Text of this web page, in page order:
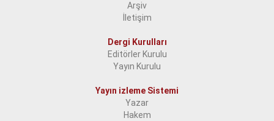
Arşiv
İletişim
Dergi Kurulları
Editörler Kurulu
Yayın Kurulu
Yayın izleme Sistemi
Yazar
Hakem